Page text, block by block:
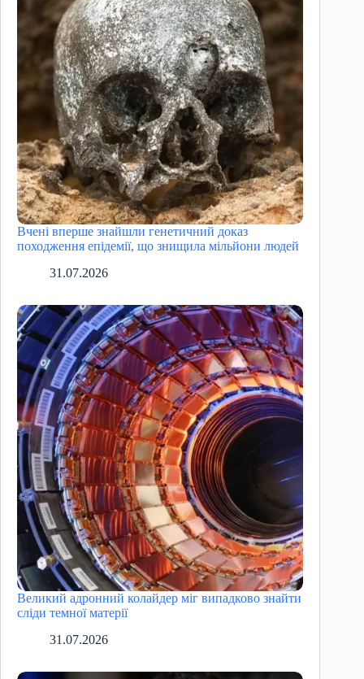
Вчені вперше знайшли генетичний доказ
походження епідемії, що знищила мільйони людей
31.07.2026
Великий адронний колайдер міг випадково знайти
сліди темної матерії
31.07.2026